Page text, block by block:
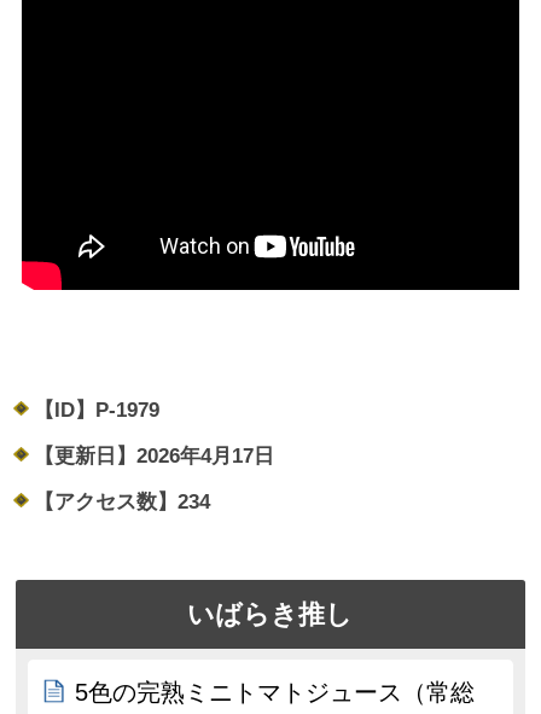
【ID】 P-1979
【更新日】 2026年4月17日
【アクセス数】 234
いばらき推し
5色の完熟ミニトマトジュース（常総